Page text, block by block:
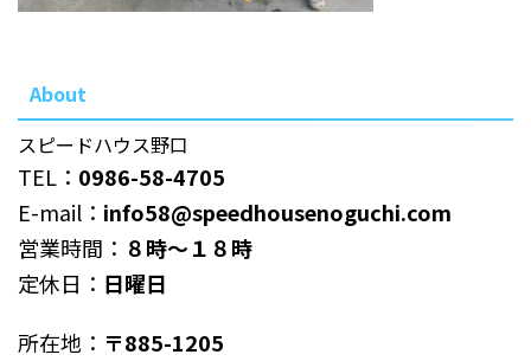
About
スピードハウス野口
TEL： 0986-58-4705
E-mail： info58@speedhousenoguchi.com
営業時間： ８時～１８時
定休日： 日曜日
所在地： 〒885-1205